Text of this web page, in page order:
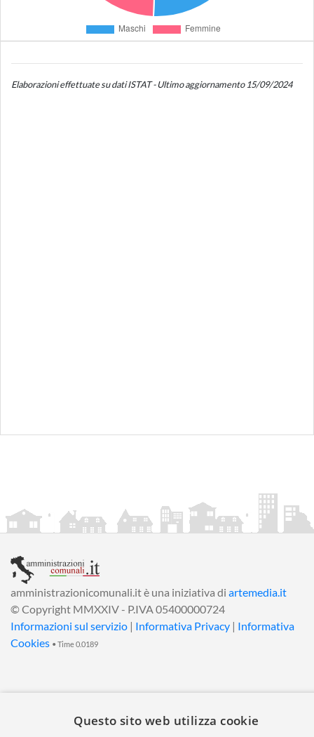
Elaborazioni effettuate su dati ISTAT - Ultimo aggiornamento 15/09/2024
amministrazionicomunali.it è una iniziativa di artemedia.it
© Copyright MMXXIV - P.IVA 05400000724
Informazioni sul servizio | Informativa Privacy | Informativa
Cookies • Time 0.0189
Questo sito web utilizza cookie